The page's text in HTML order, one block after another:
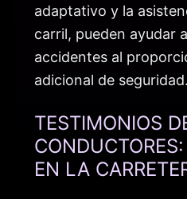
adaptativo y la
carril, pueden ayudar
accidentes al
adicional de seguridad.
TESTIMONIOS
EN LA